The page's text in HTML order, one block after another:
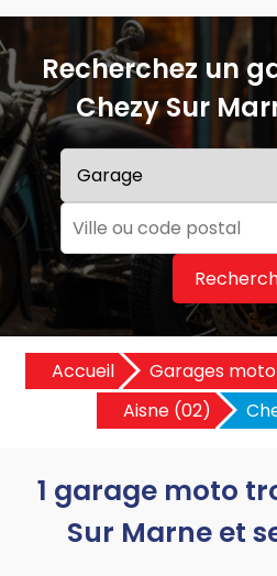
Recherchez un
Chezy Sur
Accueil Garages moto
Aisne (02)
1 garage moto
Sur Marne et